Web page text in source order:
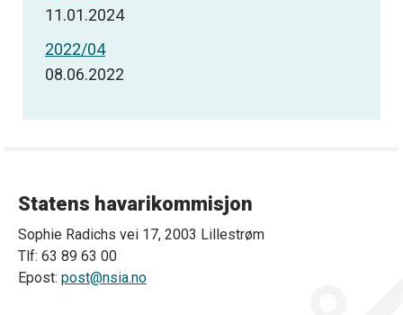
11.01.2024
2022/04
08.06.2022
Statens havarikommisjon
Sophie Radichs vei 17, 2003 Lillestrøm
Tlf: 63 89 63 00
Epost: post@nsia.no